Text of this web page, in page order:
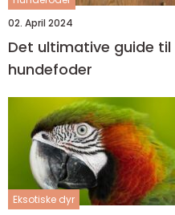
02. April 2024
Det ultimative guide til
hundefoder
Eksotiske dyr